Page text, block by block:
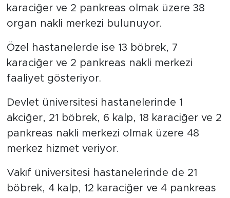
karaciğer ve 2 pankreas olmak üzere 38
organ nakli merkezi bulunuyor.
Özel hastanelerde ise 13 böbrek, 7
karaciğer ve 2 pankreas nakli merkezi
faaliyet gösteriyor.
Devlet üniversitesi hastanelerinde 1
akciğer, 21 böbrek, 6 kalp, 18 karaciğer ve 2
pankreas nakli merkezi olmak üzere 48
merkez hizmet veriyor.
Vakıf üniversitesi hastanelerinde de 21
böbrek, 4 kalp, 12 karaciğer ve 4 pankreas